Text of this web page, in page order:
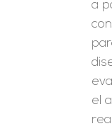
a
el